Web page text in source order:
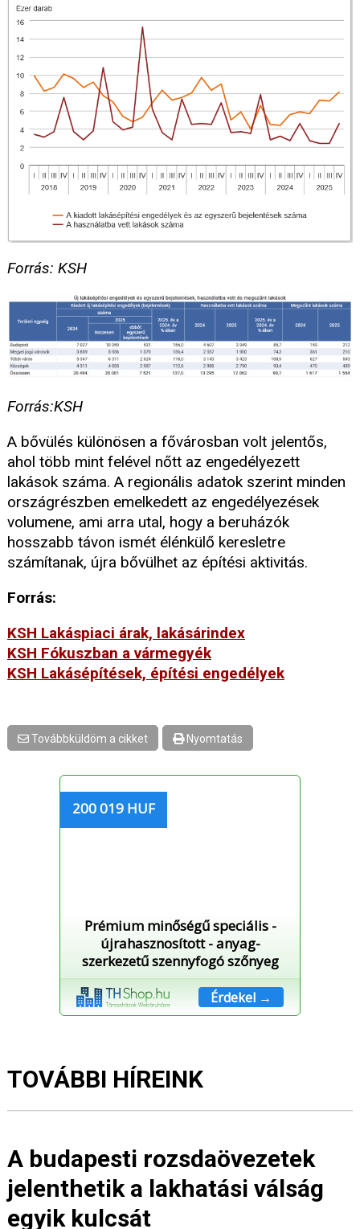
Forrás: KSH
Forrás:KSH
A bővülés különösen a fővárosban volt jelentős,
ahol több mint felével nőtt az engedélyezett
lakások száma. A regionális adatok szerint minden
országrészben emelkedett az engedélyezések
volumene, ami arra utal, hogy a beruházók
hosszabb távon ismét élénkülő keresletre
számítanak, újra bővülhet az építési aktivitás.
Forrás:
KSH Lakáspiaci árak, lakásárindex
KSH Fókuszban a vármegyék
KSH Lakásépítések, építési engedélyek
Továbbküldöm a cikket Nyomtatás
200 019 HUF
Prémium minőségű speciális -
újrahasznosított - anyag-
szerkezetű szennyfogó szőnyeg
Érdekel →
TOVÁBBI HÍREINK
A budapesti rozsdaövezetek
jelenthetik a lakhatási válság
egyik kulcsát